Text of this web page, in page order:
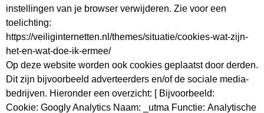
instellingen van je browser verwijderen. Zie voor een
toelichting:
https://veiliginternetten.nl/themes/situatie/cookies-wat-zijn-
het-en-wat-doe-ik-ermee/
Op deze website worden ook cookies geplaatst door derden.
Dit zijn bijvoorbeeld adverteerders en/of de sociale media-
bedrijven. Hieronder een overzicht: [ Bijvoorbeeld:
Cookie: Googly Analytics Naam: _utma Functie: Analytische